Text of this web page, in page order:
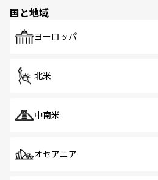
で、ホーカーズは地元の風
国と地域
ヨーロッパ
北米
中南米
オセアニア